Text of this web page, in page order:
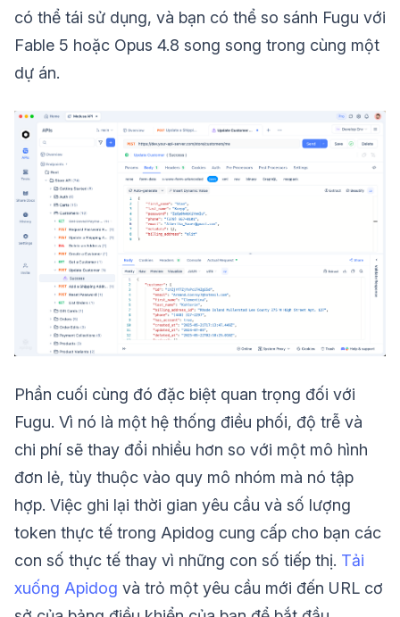
có thể tái sử dụng, và bạn có thể so sánh Fugu với
Fable 5 hoặc Opus 4.8 song song trong cùng một
dự án.
Phần cuối cùng đó đặc biệt quan trọng đối với
Fugu. Vì nó là một hệ thống điều phối, độ trễ và
chi phí sẽ thay đổi nhiều hơn so với một mô hình
đơn lẻ, tùy thuộc vào quy mô nhóm mà nó tập
hợp. Việc ghi lại thời gian yêu cầu và số lượng
token thực tế trong Apidog cung cấp cho bạn các
con số thực tế thay vì những con số tiếp thị. Tải
xuống Apidog và trỏ một yêu cầu mới đến URL cơ